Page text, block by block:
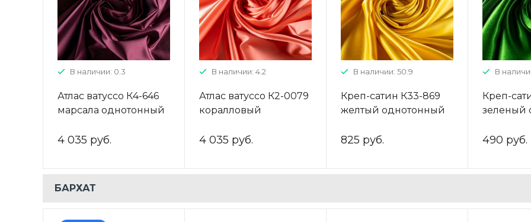
В наличии: 0.3
Атлас ватуссо К4-646
марсала однотонный
4 035 руб.
В наличии: 4.2
Атлас ватуссо К2-0079
коралловый
4 035 руб.
В наличии: 50.9
Креп-сатин К33-869
желтый однотонный
825 руб.
В
Креп-
зеленый
490 руб.
БАРХАТ